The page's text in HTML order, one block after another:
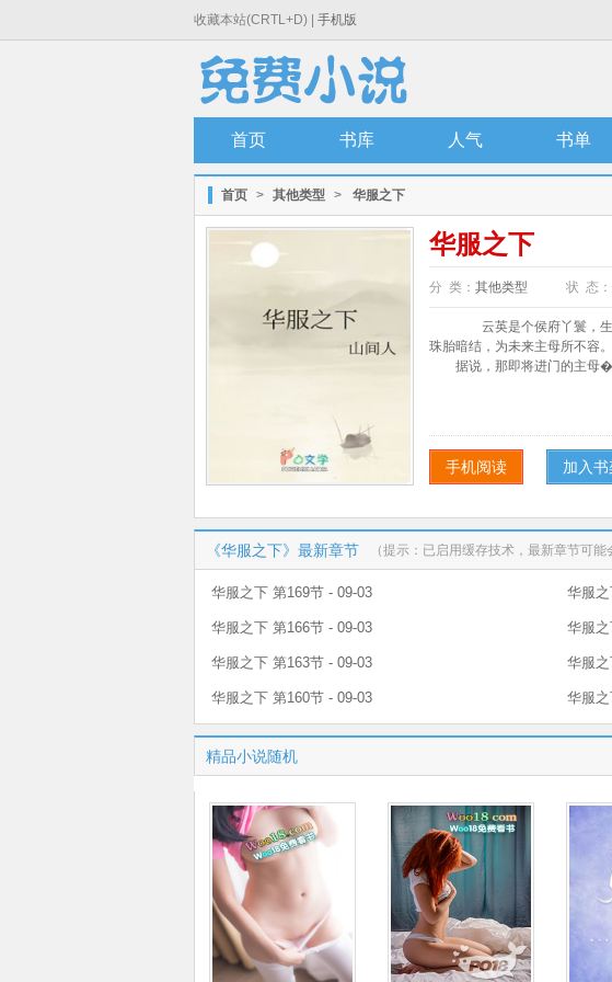
收藏本站(CRTL+D) | 手机版
首页 书库 人气 书单
首页 > 其他类型 > 华服之下
华服之下
分 类： 其他类型 状 态：
云英是个侯府丫鬟，生
珠胎暗结，为未来主母所不容。
据说，那即将进门的主母
手机阅读 加入书
《华服之下》最新章节 （提示：已启用缓存技术，最新章节可
华服之下 第169节 - 09-03 华服
华服之下 第166节 - 09-03 华服
华服之下 第163节 - 09-03 华服
华服之下 第160节 - 09-03 华服
精品小说随机